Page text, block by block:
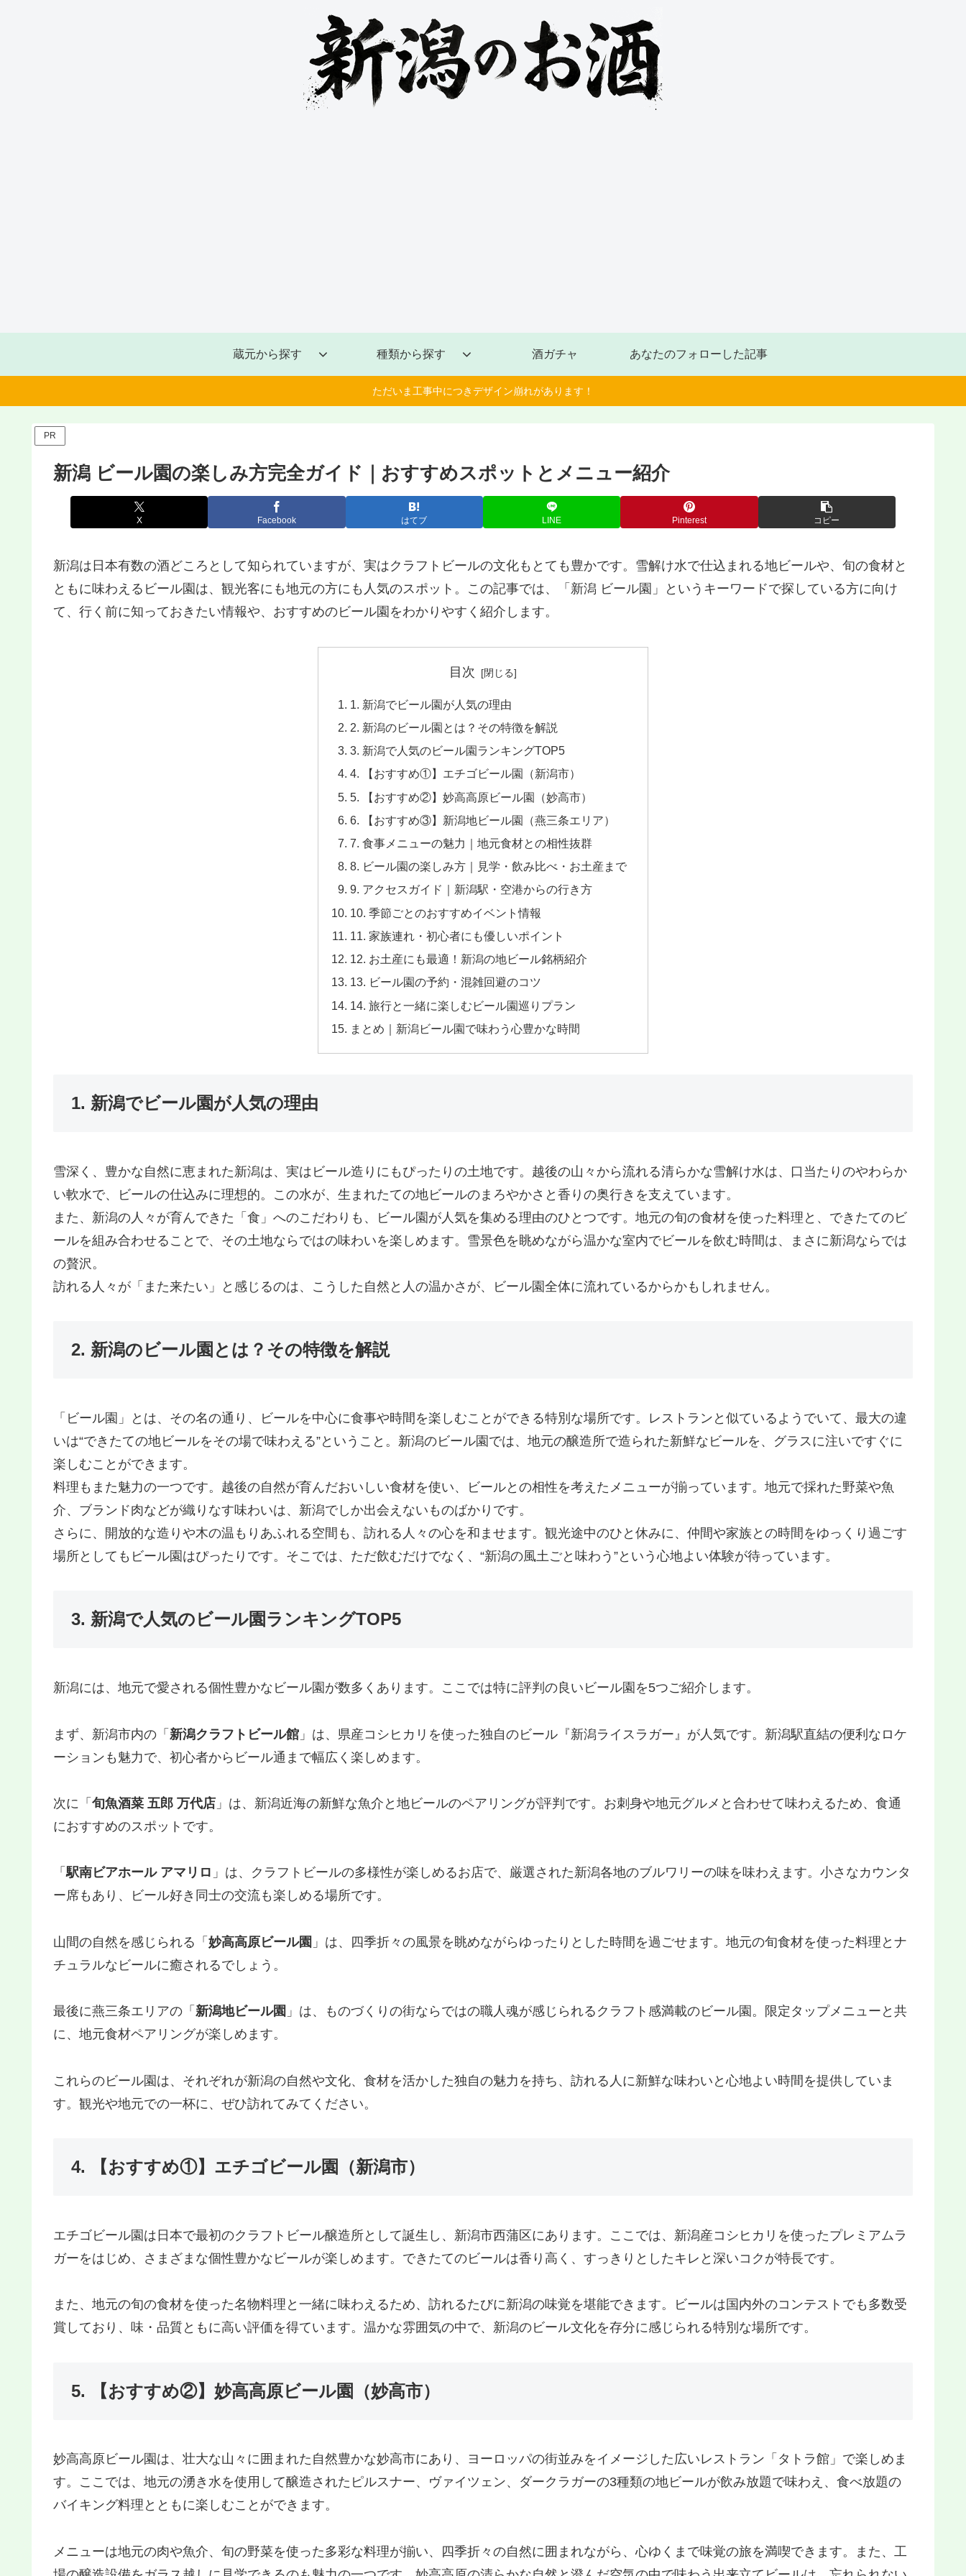
蔵元から探す 種類から探す 酒ガチャ あなたのフォローした記事
ただいま工事中につきデザイン崩れがあります！
PR
新潟 ビール園の楽しみ方完全ガイド｜おすすめスポットとメニュー紹介
X Facebook はてブ LINE Pinterest コピー
新潟は日本有数の酒どころとして知られていますが、実はクラフトビールの文化もとても豊かです。雪解け水で仕込まれる地ビールや、旬の食材と
ともに味わえるビール園は、観光客にも地元の方にも人気のスポット。この記事では、「新潟 ビール園」というキーワードで探している方に向け
て、行く前に知っておきたい情報や、おすすめのビール園をわかりやすく紹介します。
目次
1. 新潟でビール園が人気の理由
2. 新潟のビール園とは？その特徴を解説
3. 新潟で人気のビール園ランキングTOP5
4. 【おすすめ①】エチゴビール園（新潟市）
5. 【おすすめ②】妙高高原ビール園（妙高市）
6. 【おすすめ③】新潟地ビール園（燕三条エリア）
7. 食事メニューの魅力｜地元食材との相性抜群
8. ビール園の楽しみ方｜見学・飲み比べ・お土産まで
9. アクセスガイド｜新潟駅・空港からの行き方
10. 季節ごとのおすすめイベント情報
11. 家族連れ・初心者にも優しいポイント
12. お土産にも最適！新潟の地ビール銘柄紹介
13. ビール園の予約・混雑回避のコツ
14. 旅行と一緒に楽しむビール園巡りプラン
まとめ｜新潟ビール園で味わう心豊かな時間
1. 新潟でビール園が人気の理由
雪深く、豊かな自然に恵まれた新潟は、実はビール造りにもぴったりの土地です。越後の山々から流れる清らかな雪解け水は、口当たりのやわらか
い軟水で、ビールの仕込みに理想的。この水が、生まれたての地ビールのまろやかさと香りの奥行きを支えています。
また、新潟の人々が育んできた「食」へのこだわりも、ビール園が人気を集める理由のひとつです。地元の旬の食材を使った料理と、できたてのビ
ールを組み合わせることで、その土地ならではの味わいを楽しめます。雪景色を眺めながら温かな室内でビールを飲む時間は、まさに新潟ならでは
の贅沢。
訪れる人々が「また来たい」と感じるのは、こうした自然と人の温かさが、ビール園全体に流れているからかもしれません。
2. 新潟のビール園とは？その特徴を解説
「ビール園」とは、その名の通り、ビールを中心に食事や時間を楽しむことができる特別な場所です。レストランと似ているようでいて、最大の違
いは“できたての地ビールをその場で味わえる”ということ。新潟のビール園では、地元の醸造所で造られた新鮮なビールを、グラスに注いですぐに
楽しむことができます。
料理もまた魅力の一つです。越後の自然が育んだおいしい食材を使い、ビールとの相性を考えたメニューが揃っています。地元で採れた野菜や魚
介、ブランド肉などが織りなす味わいは、新潟でしか出会えないものばかりです。
さらに、開放的な造りや木の温もりあふれる空間も、訪れる人々の心を和ませます。観光途中のひと休みに、仲間や家族との時間をゆっくり過ごす
場所としてもビール園はぴったりです。そこでは、ただ飲むだけでなく、“新潟の風土ごと味わう”という心地よい体験が待っています。
3. 新潟で人気のビール園ランキングTOP5
新潟には、地元で愛される個性豊かなビール園が数多くあります。ここでは特に評判の良いビール園を5つご紹介します。
まず、新潟市内の「 新潟クラフトビール館 」は、県産コシヒカリを使った独自のビール『新潟ライスラガー』が人気です。新潟駅直結の便利なロケ
ーションも魅力で、初心者からビール通まで幅広く楽しめます。
次に「 旬魚酒菜 五郎 万代店 」は、新潟近海の新鮮な魚介と地ビールのペアリングが評判です。お刺身や地元グルメと合わせて味わえるため、食通
におすすめのスポットです。
「駅南ビアホール アマリロ 」は、クラフトビールの多様性が楽しめるお店で、厳選された新潟各地のブルワリーの味を味わえます。小さなカウンタ
ー席もあり、ビール好き同士の交流も楽しめる場所です。
山間の自然を感じられる「 妙高高原ビール園 」は、四季折々の風景を眺めながらゆったりとした時間を過ごせます。地元の旬食材を使った料理とナ
チュラルなビールに癒されるでしょう。
最後に燕三条エリアの「 新潟地ビール園 」は、ものづくりの街ならではの職人魂が感じられるクラフト感満載のビール園。限定タップメニューと共
に、地元食材ペアリングが楽しめます。
これらのビール園は、それぞれが新潟の自然や文化、食材を活かした独自の魅力を持ち、訪れる人に新鮮な味わいと心地よい時間を提供していま
す。観光や地元での一杯に、ぜひ訪れてみてください。
4. 【おすすめ①】エチゴビール園（新潟市）
エチゴビール園は日本で最初のクラフトビール醸造所として誕生し、新潟市西蒲区にあります。ここでは、新潟産コシヒカリを使ったプレミアムラ
ガーをはじめ、さまざまな個性豊かなビールが楽しめます。できたてのビールは香り高く、すっきりとしたキレと深いコクが特長です。
また、地元の旬の食材を使った名物料理と一緒に味わえるため、訪れるたびに新潟の味覚を堪能できます。ビールは国内外のコンテストでも多数受
賞しており、味・品質ともに高い評価を得ています。温かな雰囲気の中で、新潟のビール文化を存分に感じられる特別な場所です。
5. 【おすすめ②】妙高高原ビール園（妙高市）
妙高高原ビール園は、壮大な山々に囲まれた自然豊かな妙高市にあり、ヨーロッパの街並みをイメージした広いレストラン「タトラ館」で楽しめま
す。ここでは、地元の湧き水を使用して醸造されたピルスナー、ヴァイツェン、ダークラガーの3種類の地ビールが飲み放題で味わえ、食べ放題の
バイキング料理とともに楽しむことができます。
メニューは地元の肉や魚介、旬の野菜を使った多彩な料理が揃い、四季折々の自然に囲まれながら、心ゆくまで味覚の旅を満喫できます。また、工